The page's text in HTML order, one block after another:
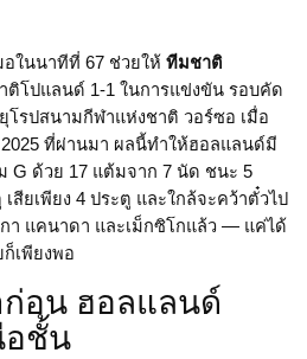
อในนาทีที่ 67 ช่วยให้ ทีมชาติ
ติโปแลนด์ 1-1 ในการแข่งขัน รอบคัด
โรป สนามกีฬาแห่งชาติ วอร์ซอ เมื่อ
ที่ผ่านมา ผลนี้ทำให้ฮอลแลนด์มี
G ด้วย 17 แต้มจาก 7 นัด ชนะ 5
สียเพียง 4 ประตู และใกล้จะคว้าตั๋วไป
า แคนาดา และเม็กซิโกแล้ว — แค่ได้
เพียงพอ
อน ฮอลแลนด์
อชั้น